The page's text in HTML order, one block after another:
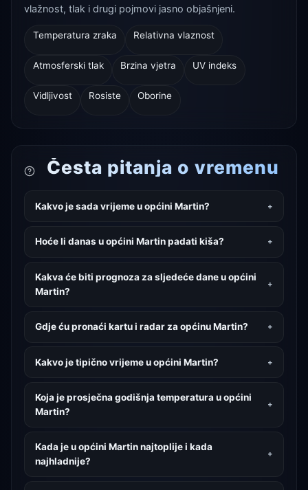
vlažnost, tlak i drugi pojmovi jasno objašnjeni.
Temperatura zraka Relativna vlaznost
Atmosferski tlak Brzina vjetra UV indeks
Vidljivost Rosiste Oborine
Česta pitanja o vremenu
Kakvo je sada vrijeme u općini Martin?
Hoće li danas u općini Martin padati kiša?
Kakva će biti prognoza za sljedeće dane u općini
Martin?
Gdje ću pronaći kartu i radar za općinu Martin?
Kakvo je tipično vrijeme u općini Martin?
Koja je prosječna godišnja temperatura u općini
Martin?
Kada je u općini Martin najtoplije i kada
najhladnije?